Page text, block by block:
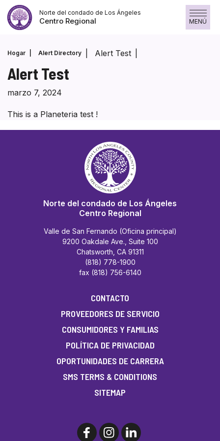
Skip
to
content
Norte del condado de Los Ángeles
Centro Regional MENÚ
Hogar Alert Directory Alert Test
Alert Test
marzo 7, 2024
This is a Planeteria test !
Norte del condado de Los Ángeles
Centro Regional
Valle de San Fernando (Oficina principal)
9200 Oakdale Ave., Suite 100
Chatsworth, CA 91311
(818) 778-1900
fax (818) 756-6140
CONTACTO
PROVEEDORES DE SERVICIO
CONSUMIDORES Y FAMILIAS
POLÍTICA DE PRIVACIDAD
OPORTUNIDADES DE CARRERA
SMS TERMS & CONDITIONS
SITEMAP